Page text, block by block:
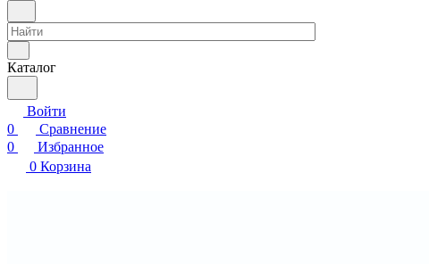
Каталог
Войти
0
Сравнение
0
Избранное
0 Корзина